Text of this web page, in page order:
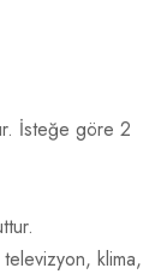
İsteğe göre 2
televizyon, klima,